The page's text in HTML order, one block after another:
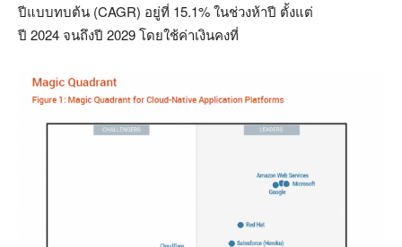
ปีแบบทบต้น (CAGR) อยู่ที่ 15.1%ในช่วงห้าปี ตั้งแต่
ปี 2024 จนถึงปี 2029โดยใช้ค่าเงินคงที่